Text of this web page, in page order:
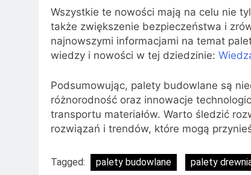
Wszystkie te nowości mają na celu nie
także zwiększenie bezpieczeństwa i
najnowszymi informacjami na temat
wiedzy i nowości w tej dziedzinie:
Podsumowując, palety budowlane są
różnorodność oraz innowacje
transportu materiałów. Warto śledzić
rozwiązań i trendów, które mogą
Tagged: palety budowlane palety